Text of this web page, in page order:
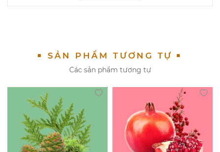
Tầng Hương (Fragrance Notes)
- Nốt hương đầu (Top notes): Chanh Vàng, Cam
Bergamot
- Nốt hương giữa (Middle notes): Muối Biển, Hoa Cam,
Hoa Diên Vĩ
- Nốt hương cuối (Base Notes): Rêu Biển, Gỗ Tuyết
SẢN PHẨM TƯƠNG TỰ
Các sản phẩm tương tự